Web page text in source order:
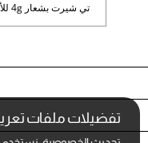
تفضيلات ملفات تعريف
تي شيرت بشعار 4g للأطفال